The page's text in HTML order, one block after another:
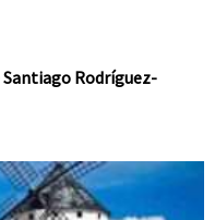
Rodríguez-